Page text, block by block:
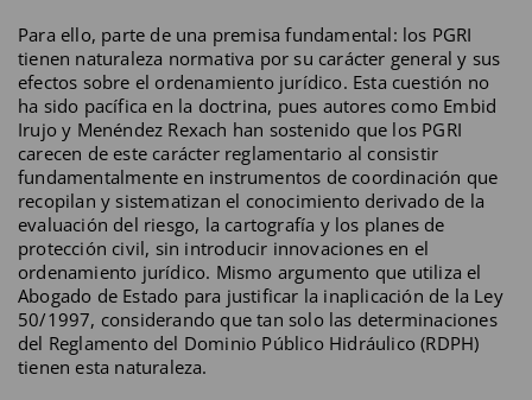
Para ello, parte de una premisa fundamental: los PGRI
tienen naturaleza normativa por su carácter general y sus
efectos sobre el ordenamiento jurídico. Esta cuestión no
ha sido pacífica en la doctrina, pues autores como Embid
Irujo y Menéndez Rexach han sostenido que los PGRI
carecen de este carácter reglamentario al consistir
fundamentalmente en instrumentos de coordinación que
recopilan y sistematizan el conocimiento derivado de la
evaluación del riesgo, la cartografía y los planes de
protección civil, sin introducir innovaciones en el
ordenamiento jurídico. Mismo argumento que utiliza el
Abogado de Estado para justificar la inaplicación de la Ley
50/1997, considerando que tan solo las determinaciones
del Reglamento del Dominio Público Hidráulico (RDPH)
tienen esta naturaleza.